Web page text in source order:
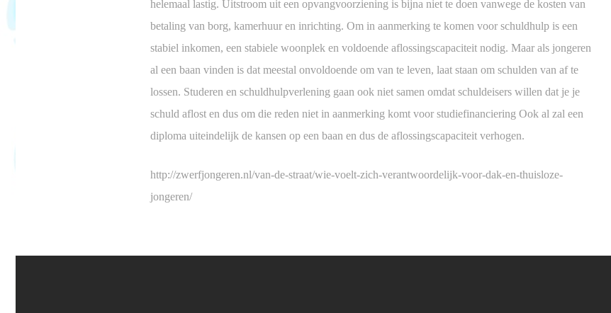
helemaal lastig. Uitstroom uit een opvangvoorziening is bijna niet te doen vanwege de kosten van
betaling van borg, kamerhuur en inrichting. Om in aanmerking te komen voor schuldhulp is een
stabiel inkomen, een stabiele woonplek en voldoende aflossingscapaciteit nodig. Maar als jongeren
al een baan vinden is dat meestal onvoldoende om van te leven, laat staan om schulden van af te
lossen. Studeren en schuldhulpverlening gaan ook niet samen omdat schuldeisers willen dat je je
schuld aflost en dus om die reden niet in aanmerking komt voor studiefinanciering Ook al zal een
diploma uiteindelijk de kansen op een baan en dus de aflossingscapaciteit verhogen.
http://zwerfjongeren.nl/van-de-straat/wie-voelt-zich-verantwoordelijk-voor-dak-en-thuisloze-
jongeren/